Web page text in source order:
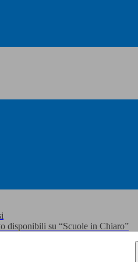
disponibili su “Scuole in Chiaro”